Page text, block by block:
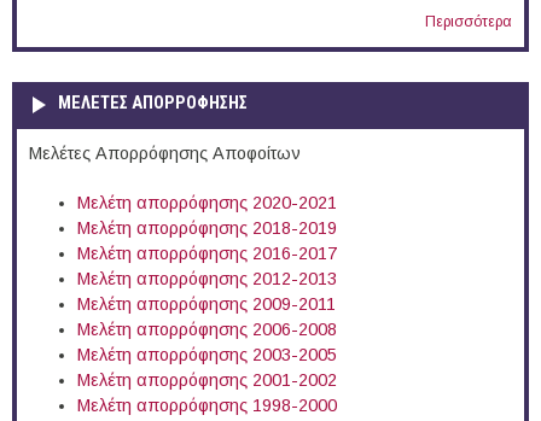
Περισσότερα
ΜΕΛΕΤΕΣ ΑΠΟΡΡΟΦΗΣΗΣ
Μελέτες Απορρόφησης Αποφοίτων
Μελέτη απορρόφησης 2020-2021
Μελέτη απορρόφησης 2018-2019
Μελέτη απορρόφησης 2016-2017
Μελέτη απορρόφησης 2012-2013
Μελέτη απορρόφησης 2009-2011
Μελέτη απορρόφησης 2006-2008
Μελέτη απορρόφησης 2003-2005
Μελέτη απορρόφησης 2001-2002
Μελέτη απορρόφησης 1998-2000